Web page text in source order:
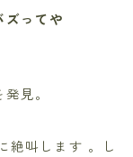
ズってや
見。
絶叫します 。し